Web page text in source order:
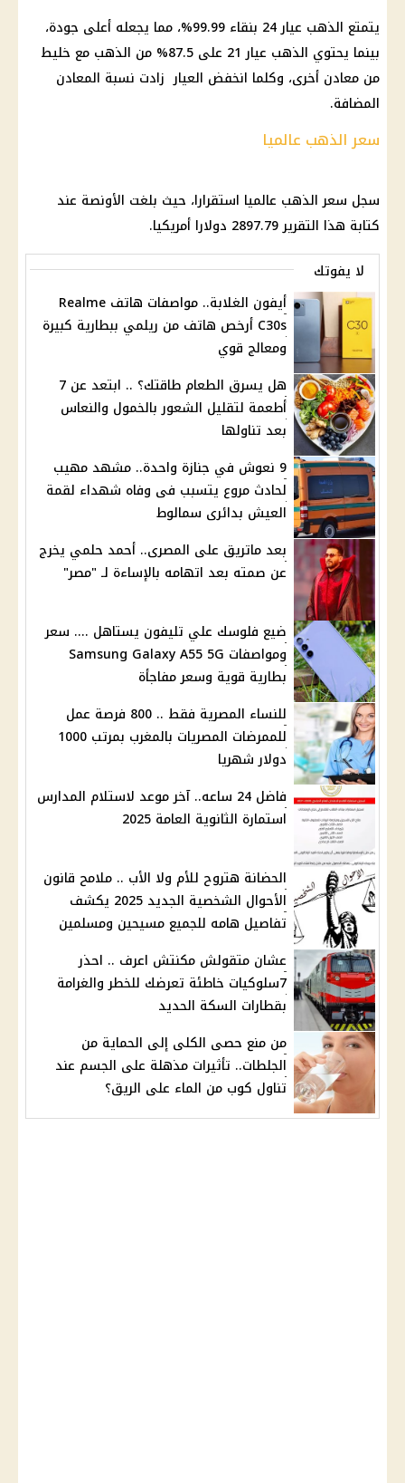
يتمتع الذهب عيار 24 بنقاء 99.99%، مما يجعله أعلى جودة،
بينما يحتوي الذهب عيار 21 على 87.5% من الذهب مع خليط
من معادن أخرى، وكلما انخفض العيار زادت نسبة المعادن
المضافة.
سعر الذهب عالميا
سجل سعر الذهب عالميا استقرارا، حيث بلغت الأونصة عند
كتابة هذا التقرير 2897.79 دولارا أمريكيا.
لا يفوتك
أيفون الغلابة.. مواصفات هاتف Realme
C30s أرخص هاتف من ريلمي ببطارية كبيرة
ومعالج قوي
‏هل يسرق الطعام طاقتك؟ .. ابتعد عن 7
أطعمة لتقليل الشعور بالخمول والنعاس
بعد تناولها
9 نعوش في جنازة واحدة.. مشهد مهيب
لحادث مروع يتسبب فى وفاه شهداء لقمة
العيش بدائرى سمالوط
بعد ماتريق على المصرى.. أحمد حلمي يخرج
عن صمته بعد اتهامه بالإساءة لـ "مصر"
ضيع فلوسك علي تليفون يستاهل .... سعر
ومواصفات Samsung Galaxy A55 5G
بطارية قوية وسعر مفاجأة
للنساء المصرية فقط .. 800 فرصة عمل
للممرضات المصريات بالمغرب بمرتب 1000
دولار شهريا
فاضل 24 ساعه.. آخر موعد لاستلام المدارس
استمارة الثانوية العامة 2025
الحضانة هتروح للأم ولا الأب .. ملامح قانون
الأحوال الشخصية الجديد 2025 يكشف
تفاصيل هامه للجميع مسيحين ومسلمين
عشان متقولش مكنتش اعرف .. احذر
7سلوكيات خاطئة تعرضك للخطر والغرامة
بقطارات السكة الحديد
من منع حصى الكلى إلى الحماية من
الجلطات.. تأثيرات مذهلة على الجسم عند
تناول كوب من الماء على الريق؟